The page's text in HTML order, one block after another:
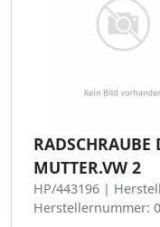
MUTTER.VW 2
HP/443196 |
Herstellernummer: